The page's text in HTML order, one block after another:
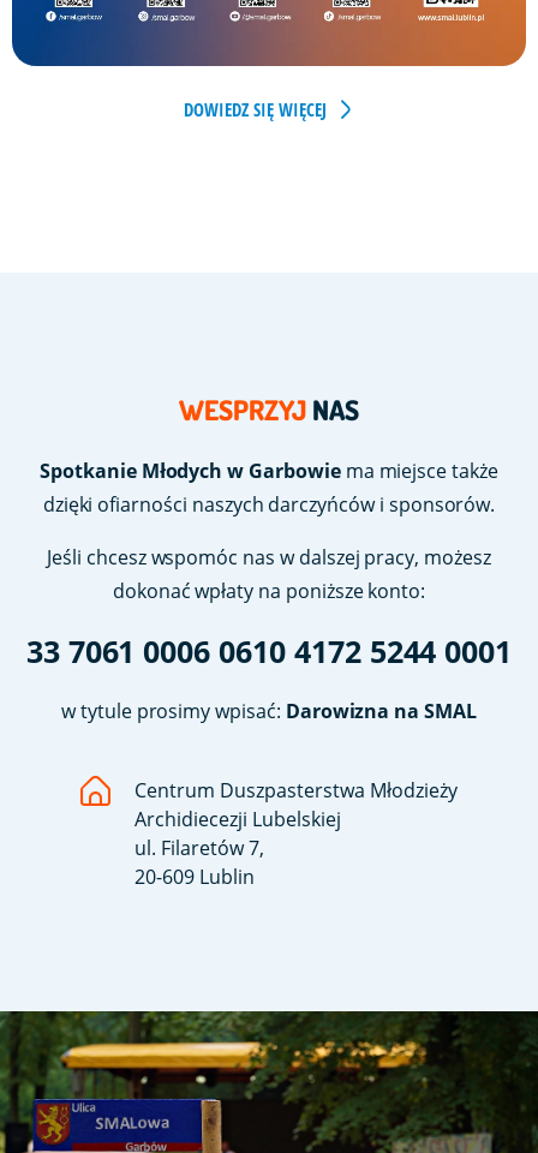
DOWIEDZ SIĘ WIĘCEJ
WESPRZYJNAS
Spotkanie Młodych w Garbowiema miejsce także
dzięki ofiarności naszych darczyńców i sponsorów.
Jeśli chcesz wspomóc nas w dalszej pracy, możesz
dokonać wpłaty na poniższe konto:
33 7061 0006 0610 4172 5244 0001
w tytule prosimy wpisać: Darowizna na SMAL
Centrum Duszpasterstwa Młodzieży
Archidiecezji Lubelskiej
ul. Filaretów 7,
20-609 Lublin